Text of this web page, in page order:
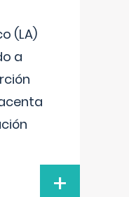
(LA)
a
+